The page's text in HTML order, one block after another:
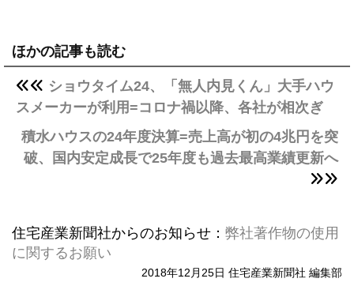
ほかの記事も読む
ショウタイム24、「無人内見くん」大手ハウ
スメーカーが利用=コロナ禍以降、各社が相次ぎ
積水ハウスの24年度決算=売上高が初の4兆円を突
破、国内安定成長で25年度も過去最高業績更新へ
住宅産業新聞社からのお知らせ： 弊社著作物の使用
に関するお願い
2018年12月25日 住宅産業新聞社 編集部